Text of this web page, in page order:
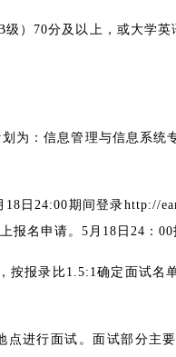
级） 70分及以上，或大学英
为：信息管理与信息系统
18 日24:00期间登录http://
报名申请。 5 月 18 日 24 ： 00
按报录比1.5:1确定面试名
进行面试。面试部分主